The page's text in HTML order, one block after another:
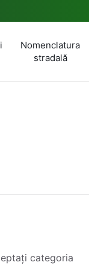
Nomenclatura
stradală